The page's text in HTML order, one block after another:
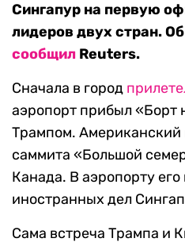
Сингапур на первую
лидеров двух стран.
сообщил Reuters.
Сначала в город
аэропорт прибыл «Борт
Трампом. Американский
саммита «Большой
Канада. В аэропорту
иностранных дел
Сама встреча Трампа и